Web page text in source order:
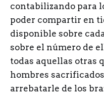
contabilizando para
poder compartir en
disponible sobre
sobre el número de
todas aquellas otras
hombres
arrebatarle de los